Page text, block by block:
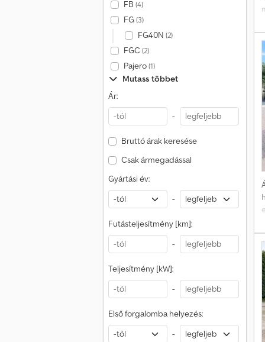
FB (4)
FG(3)
FG40N (2)
FGC (2)
Pajero(1)
Mutass többet
Ár:
-
Bruttó árak keresése
Csak ármegadással
Gyártási év:
-
Futásteljesítmény [km]:
-
Teljesítmény [kW]:
-
Első forgalomba helyezés:
-